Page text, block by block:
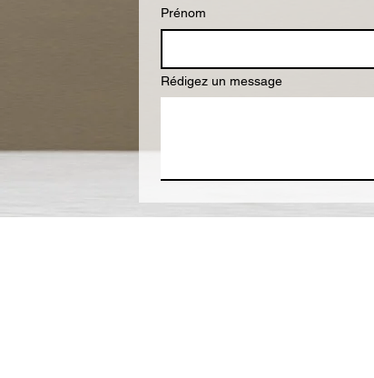
Prénom
Rédigez un message